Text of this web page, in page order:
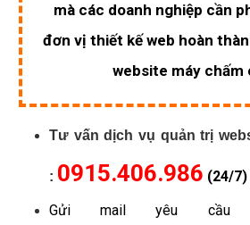
mà các doanh nghiệp cần
đơn vị thiết kế web hoàn
website máy chấm
Tư vấn dịch vụ quản trị
: 0915.406.986 (24/7)
Gửi mail yêu cầu